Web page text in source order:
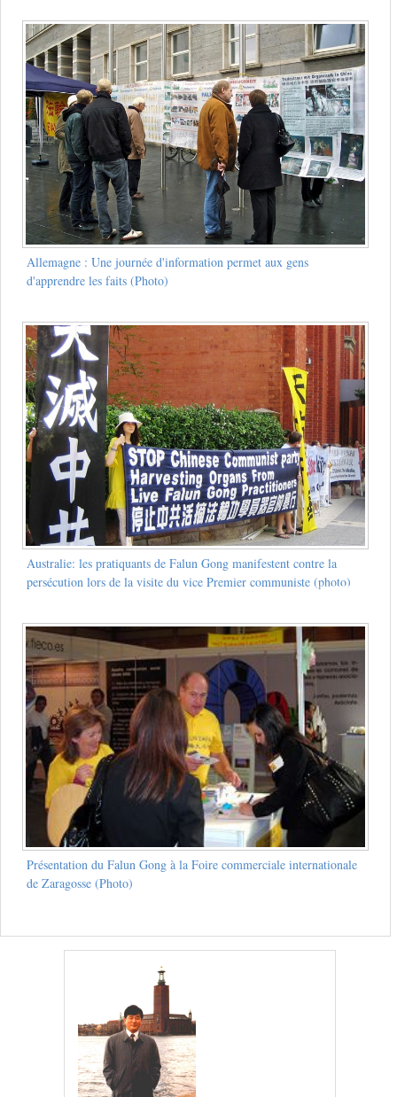
Allemagne : Une journée d'information permet aux gens
d'apprendre les faits (Photo)
Australie: les pratiquants de Falun Gong manifestent contre la
persécution lors de la visite du vice Premier communiste (photo)
Présentation du Falun Gong à la Foire commerciale internationale
de Zaragosse (Photo)